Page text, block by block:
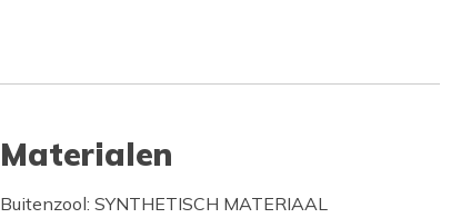
Materialen
Buitenzool: SYNTHETISCH MATERIAAL